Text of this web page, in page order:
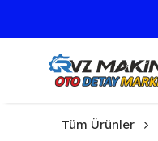
Tüm Ürünler